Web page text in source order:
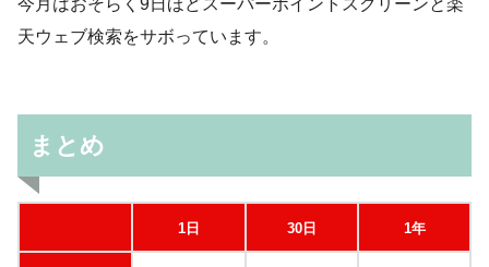
今月はおそらく9日ほどスーパーポイントスクリーンと楽
天ウェブ検索をサボっています。
まとめ
1日 30日 1年